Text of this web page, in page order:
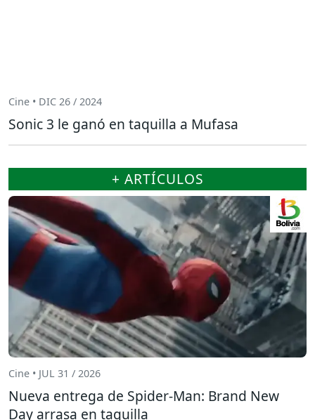
Cine • DIC 26 / 2024
Sonic 3 le ganó en taquilla a Mufasa
+ ARTÍCULOS
Cine • JUL 31 / 2026
Nueva entrega de Spider-Man: Brand New
Day arrasa en taquilla